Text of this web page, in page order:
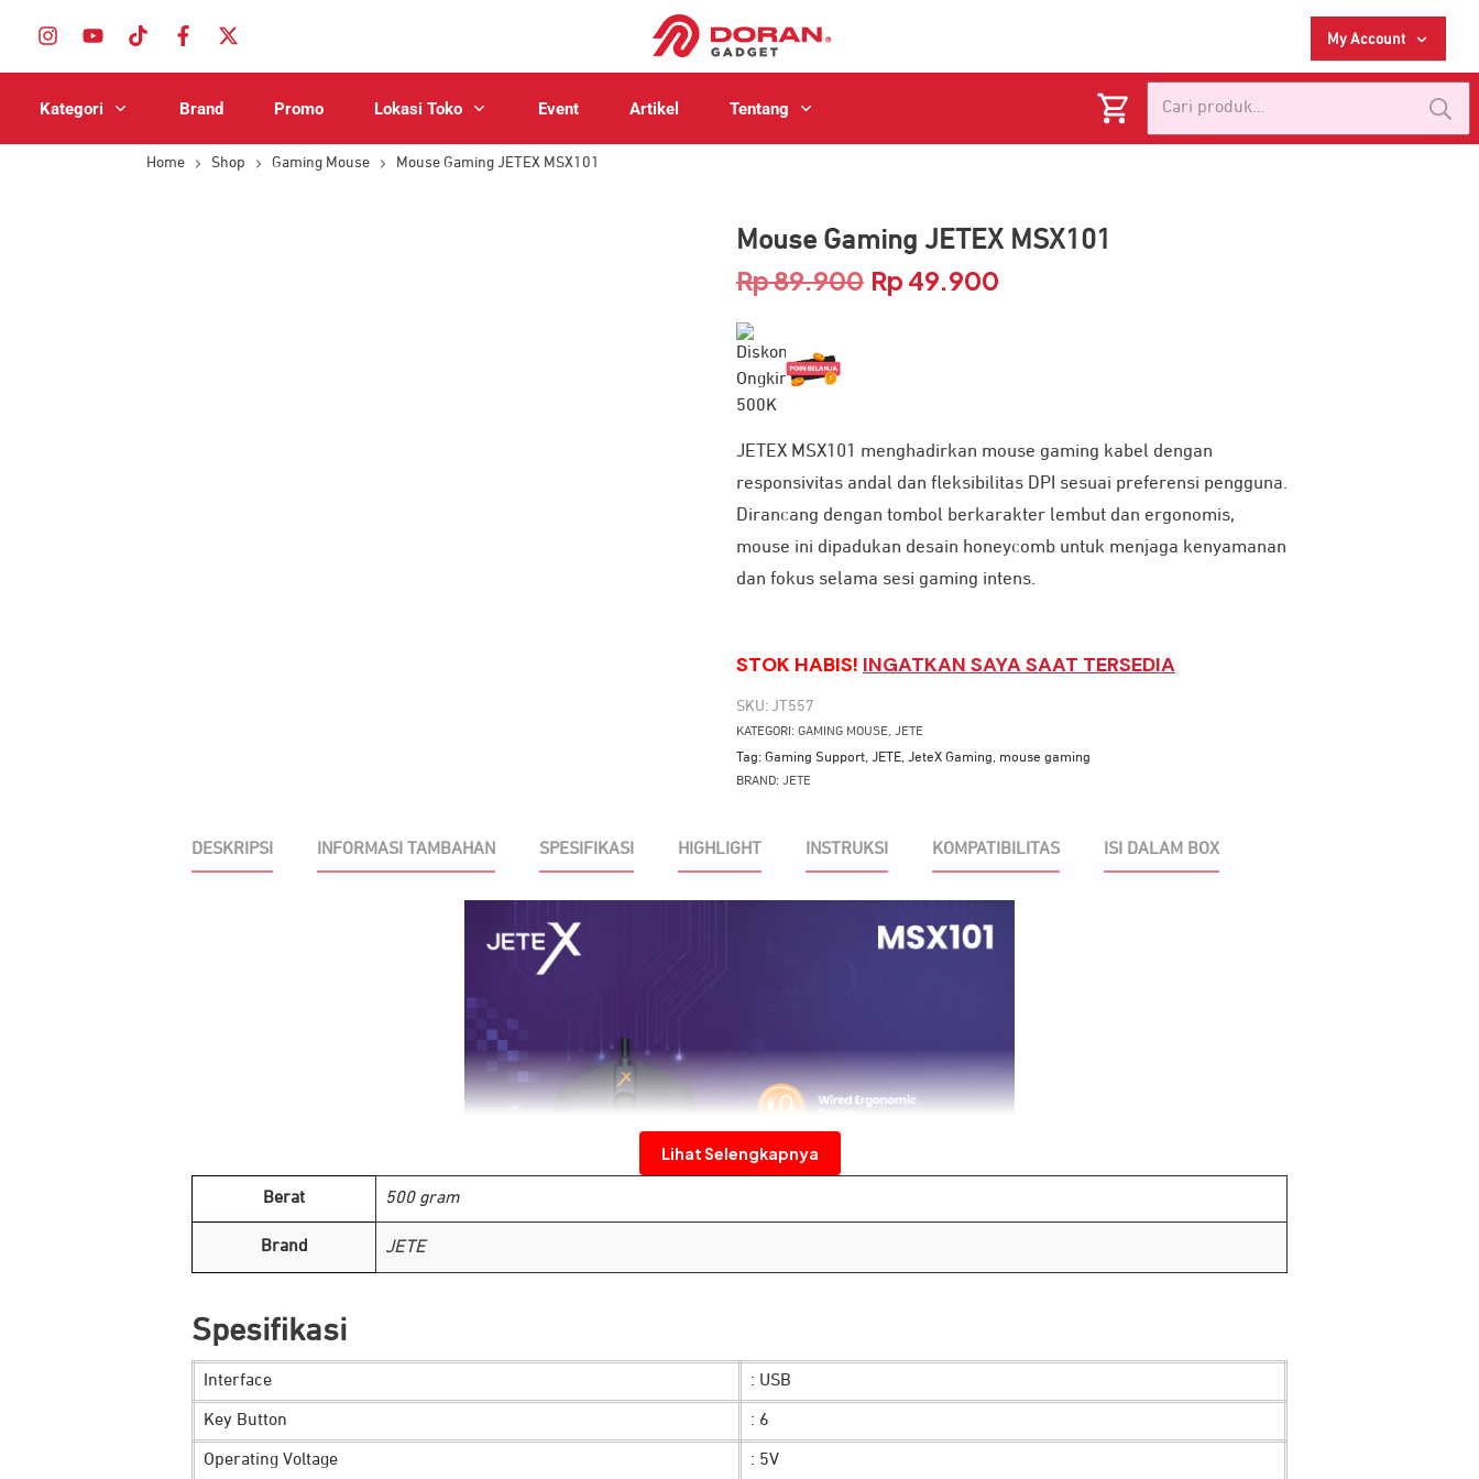
My Account
Kategori Brand Promo Lokasi Toko Event Artikel Tentang
Home Shop Gaming Mouse Mouse Gaming JETEX MSX101
Mouse Gaming JETEX MSX101
Rp89.900 Harga
Rp 49.900Harga
Rp 49.900.
JETEX MSX101 menghadirkan mouse gaming kabel dengan
responsivitas andal dan fleksibilitas DPI sesuai preferensi pengguna.
Dirancang dengan tombol berkarakter lembut dan ergonomis,
mouse ini dipadukan desain honeycomb untuk menjaga kenyamanan
dan fokus selama sesi gaming intens.
STOK HABIS! INGATKAN SAYA SAAT TERSEDIA
SKU: JT557
KATEGORI: GAMING MOUSE, JETE
Tag: Gaming Support, JETE, JeteX Gaming, mouse gaming
BRAND: JETE
DESKRIPSI INFORMASI TAMBAHAN SPESIFIKASI HIGHLIGHT INSTRUKSI KOMPATIBILITAS ISI DALAM BOX
Lihat Selengkapnya
Berat 500 gram
Brand JETE
Spesifikasi
Interface : USB
Key Button : 6
Operating Voltage : 5V